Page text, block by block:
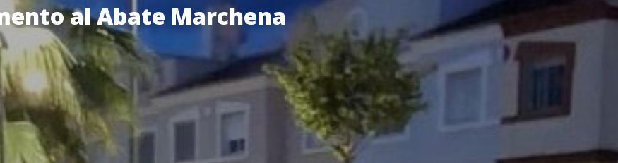
al Abate Marchena